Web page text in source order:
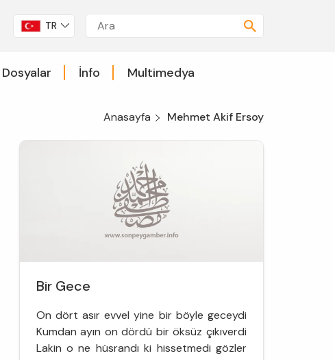
TR
Dosyalar İnfo Multimedya
Anasayfa Mehmet Akif Ersoy
Bir Gece
On dört asır evvel yine bir böyle geceydi
Kumdan ayın on dördü bir öksüz çıkıverdi
Lakin o ne hüsrandı ki hissetmedi gözler